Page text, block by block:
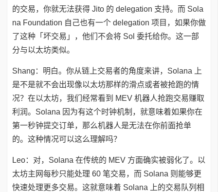
的交易，你就无法获得 Jito 的 delegation 支持。而 Sola
na Foundation 自己也有一个 delegation 项目，如果你做
了这种「坏交易」，他们不会将 Sol 委托给你。这一部
分与以太坊类似。
Shang：明白。你从链上交易者的角度来讲，Solana 上
是不是就不会出现像以太坊那样的滑点或者被抢跑的情
况？在以太坊，我们经常看到 MEV 机器人抢跑交易赚取
利润。Solana 因为有这个时钟机制，就意味着如果你在
第一秒钟提交订单，那么机器人是无法在你前面抢单
的。这种情况可以这么理解吗？
Leo：对，Solana 在传统的 MEV 方面确实被弱化了。以
太坊主网每秒只能处理 60 笔交易，而 Solana 则能够更
快速处理更多交易。这就意味着 Solana 上的交易队列相